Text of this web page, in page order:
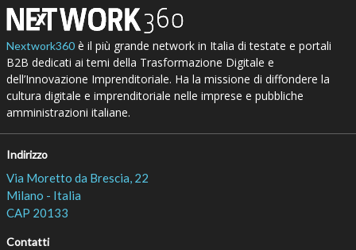
Nextwork360è il più grande network in Italia di testate e portali
B2B dedicati ai temi della Trasformazione Digitale e
dell’Innovazione Imprenditoriale. Ha la missione di diffondere la
cultura digitale e imprenditoriale nelle imprese e pubbliche
amministrazioni italiane.
Indirizzo
Via Moretto da Brescia, 22
Milano - Italia
CAP 20133
Contatti